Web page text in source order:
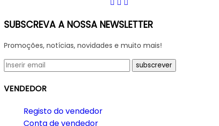
SUBSCREVA A NOSSA NEWSLETTER
Promoções, notícias, novidades e muito mais!
VENDEDOR
Registo do vendedor
Conta de vendedor